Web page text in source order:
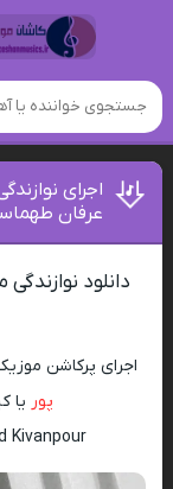
اجرای
عرفان
دانلود
اجرای پرکاشن
پور یا
Kivanpour